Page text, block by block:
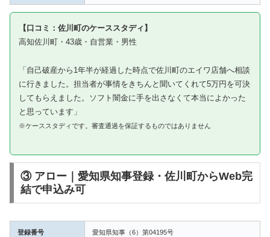
【口コミ：佐川町のケーススタディ】
高知佐川町・43歳・自営業・男性
「自己破産から1年半が経過した時点で佐川町のエイワ店舗へ相談
に行きました。担当者が事情をきちんと聞いてくれて5万円を可決
してもらえました。ソフト闇金に手を出さなくて本当によかった
と思っています」
※ケーススタディです。審査通過を保証するものではありません
③ アロー｜愛知県知事登録・佐川町からWeb完
結で申込み可
登録番号 愛知県知事（6）第04195号